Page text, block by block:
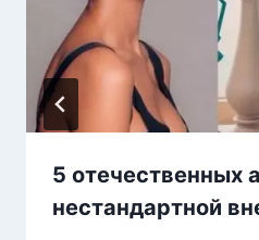
5 отечественных
нестандартной